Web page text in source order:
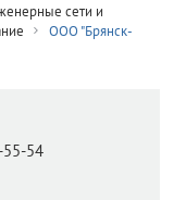
сети и
ООО "Брянск-
55-54